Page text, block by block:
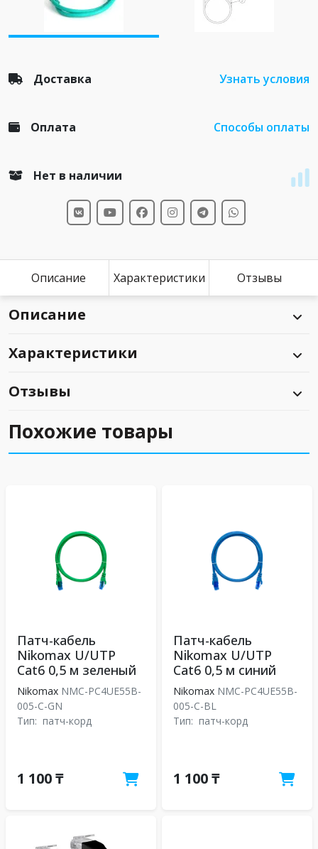
Доставка Узнать условия
Оплата Способы оплаты
Нет в наличии
Описание Характеристики Отзывы
Описание
Характеристики
Отзывы
Похожие товары
Патч-кабель
Nikomax U/UTP
Cat6 0,5 м зеленый
Nikomax NMC-PC4UE55B-
005-C-GN
Тип: патч-корд
1 100 ₸
Патч-кабель
Nikomax U/UTP
Cat6 0,5 м синий
Nikomax NMC-PC4UE55B-
005-C-BL
Тип: патч-корд
1 100 ₸